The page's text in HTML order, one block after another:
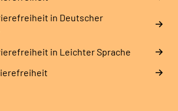
in Deutscher
in Leichter Sprache